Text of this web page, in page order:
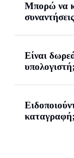
Μπορώ να
Είναι
υπολογιστή;
καταγραφή;